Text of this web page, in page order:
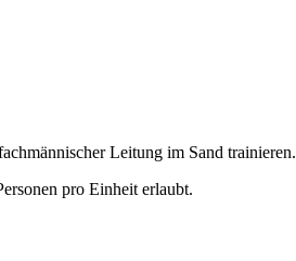
Leitung im Sand trainieren.
pro Einheit erlaubt.